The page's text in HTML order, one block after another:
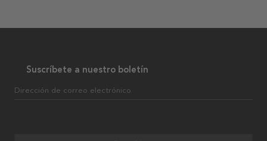
Suscríbete a nuestro boletín
Dirección de correo electrónico